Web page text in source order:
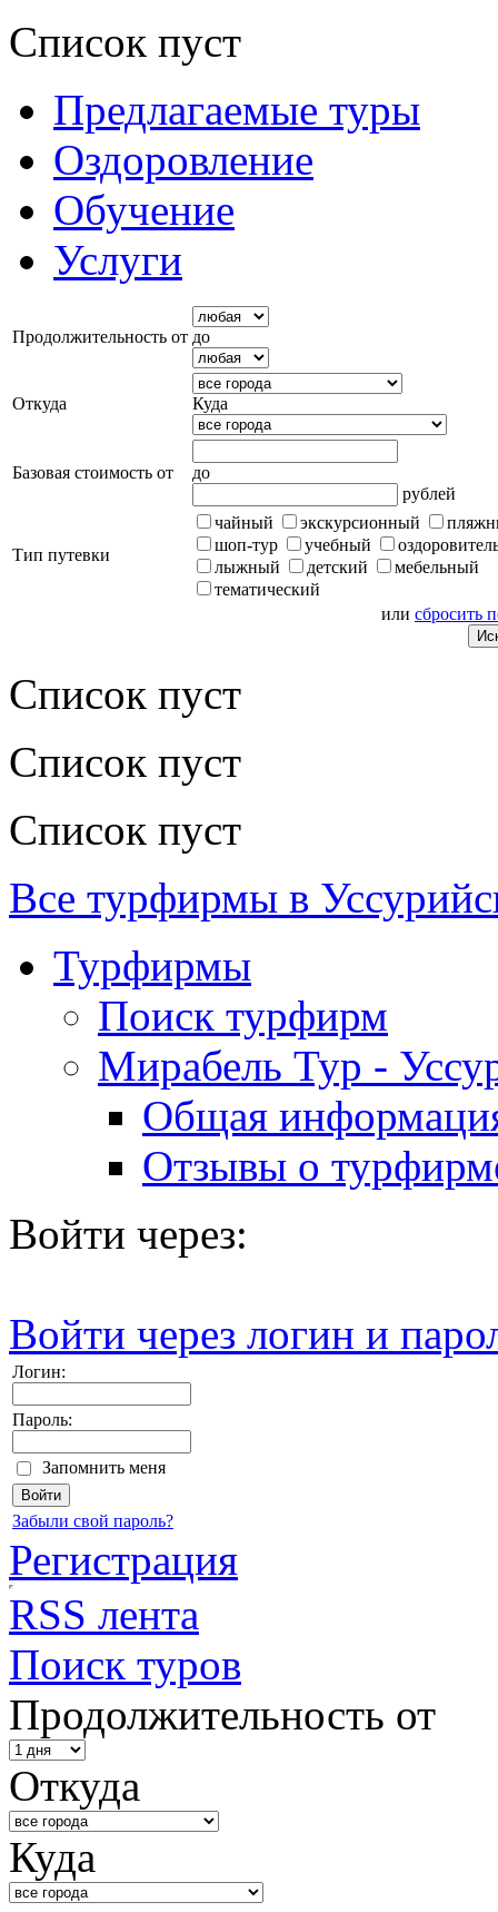
Список пуст
Предлагаемые туры
Оздоровление
Обучение
Услуги
Продолжительность от до
Откуда Куда
Базовая стоимость от
до
рублей
Тип путевки
чайный экскурсионный
шоп-тур
учебный
лыжный
детский
мебельный
тематический
или сбросить
Список пуст
Список пуст
Список пуст
Все турфирмы в
Турфирмы
Поиск турфирм
Мирабель Тур -
Общая
Отзывы о
Войти через:
Войти через логин и
Логин:
Пароль:
Запомнить меня
Забыли свой пароль?
Регистрация
RSS лента
Поиск туров
Продолжительность от
Откуда
Куда